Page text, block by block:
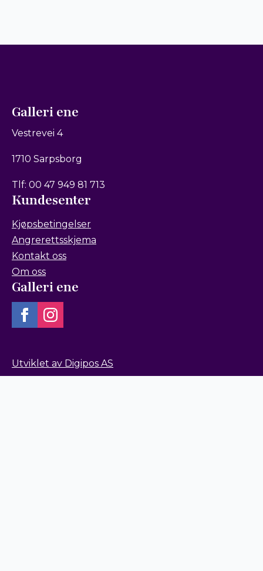
Galleri ene
Vestrevei 4
1710 Sarpsborg
Tlf: 00 47 949 81 713
Kundesenter
Kjøpsbetingelser
Angrerettsskjema
Kontakt oss
Om oss
Galleri ene
Utviklet av Digipos AS